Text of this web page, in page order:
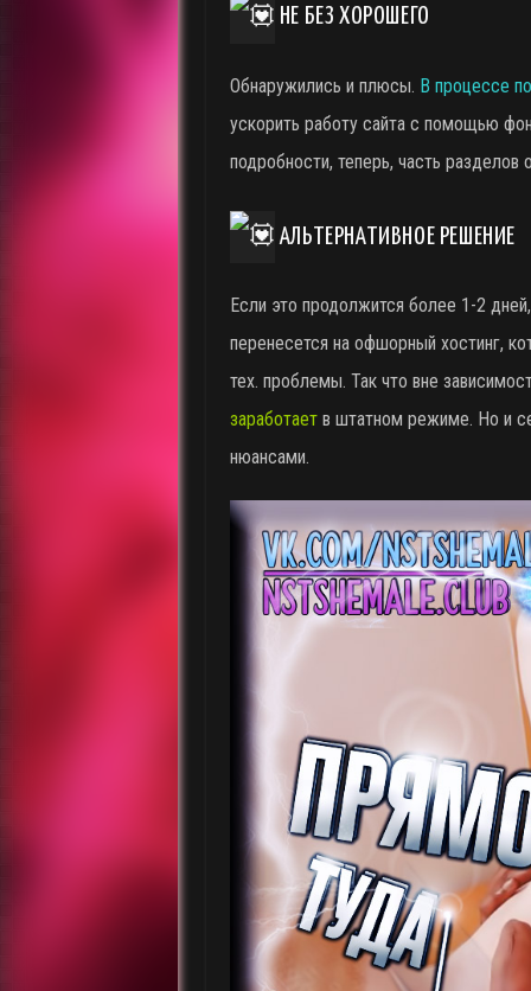
НЕ БЕЗ ХОРОШЕГО
Обнаружились и плюсы. В процессе
ускорить работу сайта с помощью
подробности, теперь, часть
АЛЬТЕРНАТИВНОЕ РЕШЕНИЕ
Если это продолжится более 1-2
перенесется на офшорный хостинг,
тех. проблемы. Так что вне
заработаетв штатном режиме. Но и
нюансами.